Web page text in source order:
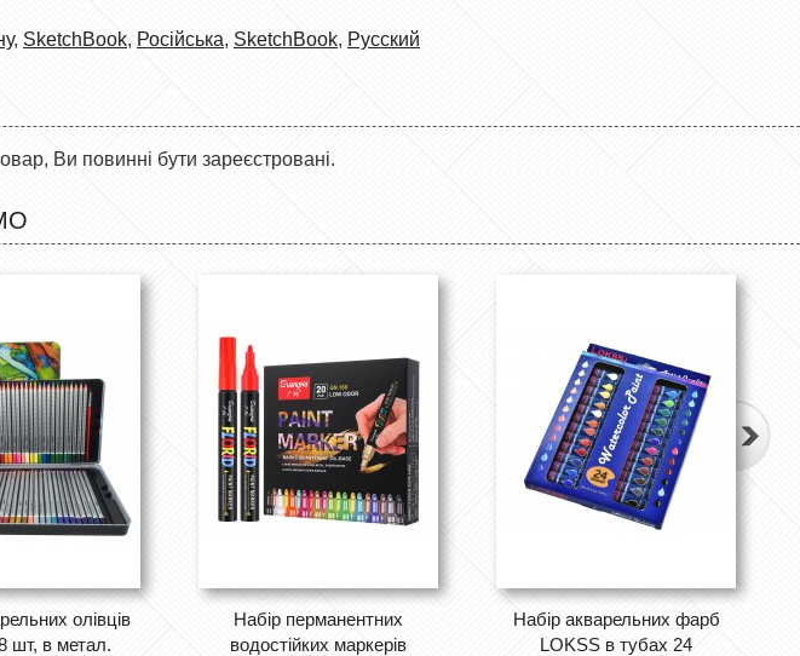
, SketchBook, Російська, SketchBook, Русский
Ви повинні бути зареєстровані.
олівців
шт, в метал.
Набір перманентних
водостійких маркерів
Набір акварельних фарб
LOKSS в тубах 24